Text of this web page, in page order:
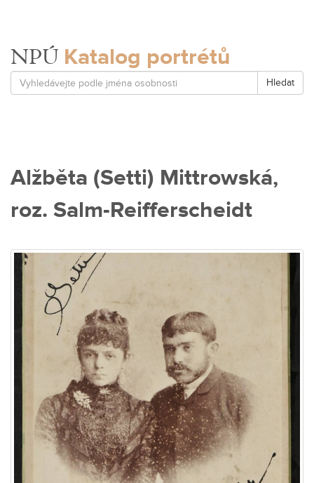
NPÚ Katalog portrétů
Hledat
Alžběta (Setti) Mittrowská,
roz. Salm-Reifferscheidt